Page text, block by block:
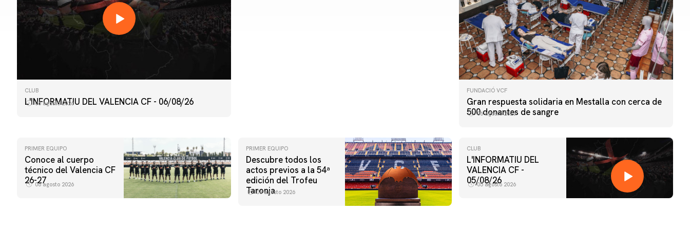
CLUB
L'INFORMATIU DEL VALENCIA CF - 06/08/26
06 agosto 2026
FUNDACIÓ VCF
Gran respuesta solidaria en Mestalla con cerca de
500 donantes de sangre
06 agosto 2026
PRIMER EQUIPO
Conoce al cuerpo
técnico del Valencia CF
26-27
06 agosto 2026
PRIMER EQUIPO
Descubre todos los
actos previos a la 54ª
edición del Trofeu
Taronja
06 agosto 2026
CLUB
L'INFORMATIU DEL
VALENCIA CF -
05/08/26
05 agosto 2026